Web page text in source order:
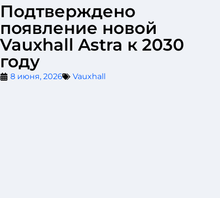
Подтверждено
появление новой
Vauxhall Astra к 2030
году
8 июня, 2026 Vauxhall